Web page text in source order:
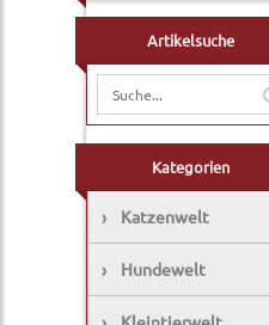
Artikelsuche
Kategorien
› Katzenwelt
› Hundewelt